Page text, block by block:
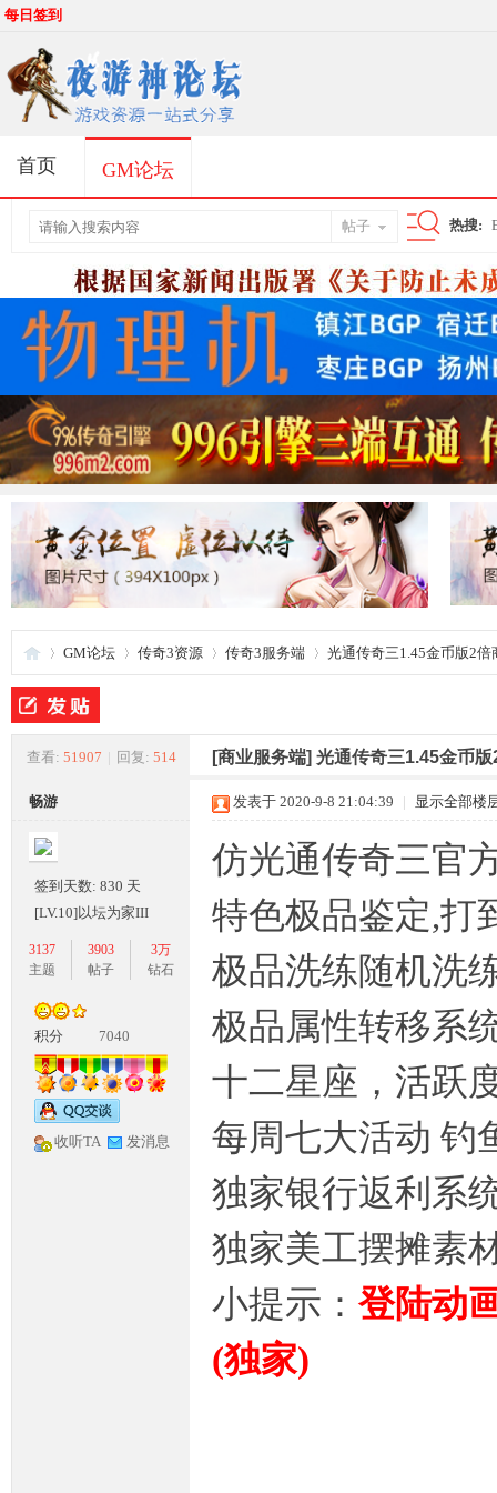
每日签到
首页 GM论坛
帖子
索
热搜:
夜
游
»
GM论坛
›
传奇3资源 传奇3服务端
›
光通传奇三1.45金币版2
查看: 51907 | 回复: 514 [商业服务端] 光通传奇三1.45金币
畅游
签到天数: 830 天
[LV.10]以坛为家III
3137
主题
3903
帖子
3万
钻石
积分 7040
收听TA 发消息
发表于 2020-9-8 21:04:39 | 显示全部楼
仿光通传奇三官
特色极品鉴定,打
极品洗练随机洗
极品属性转移系
十二星座，活跃
每周七大活动 钓
独家银行返利系
独家美工摆摊素
小提示： 登陆动
(独家)